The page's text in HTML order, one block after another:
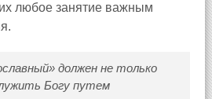
любое занятие важным
должен не только
Богу путем